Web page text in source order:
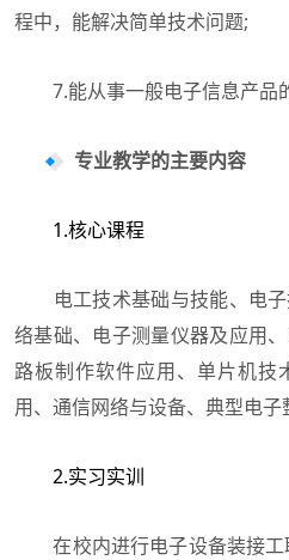
程中，能解决简单技术问题;
7.能从事一般电子信息产品
专业教学的主要内容
1.核心课程
电工技术基础与技能、电子
络基础、电子测量仪器及应用
路板制作软件应用、单片机技
用、通信网络与设备、典型电子
2.实习实训
在校内进行电子设备装接工